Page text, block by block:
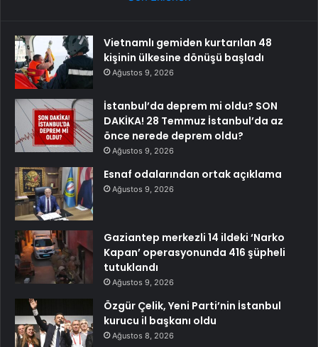
Vietnamlı gemiden kurtarılan 48
kişinin ülkesine dönüşü başladı
Ağustos 9, 2026
İstanbul’da deprem mi oldu? SON
DAKİKA! 28 Temmuz İstanbul’da az
önce nerede deprem oldu?
Ağustos 9, 2026
Esnaf odalarından ortak açıklama
Ağustos 9, 2026
Gaziantep merkezli 14 ildeki ‘Narko
Kapan’ operasyonunda 416 şüpheli
tutuklandı
Ağustos 9, 2026
Özgür Çelik, Yeni Parti’nin İstanbul
kurucu il başkanı oldu
Ağustos 8, 2026